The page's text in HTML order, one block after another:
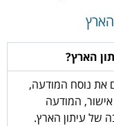
הארץ?
03-3763533, מוסרים את נוסח המודעה,
המודעה
של עיתון הארץ.